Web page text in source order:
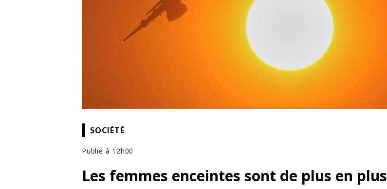
SOCIÉTÉ
Publié à 12h00
Les femmes enceintes sont de plus en plus